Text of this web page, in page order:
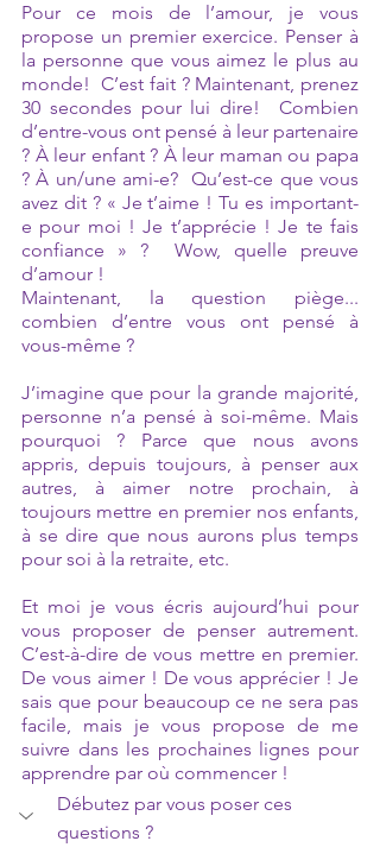
Pour ce mois de l’amour, je vous
propose un premier exercice. Penser à
la personne que vous aimez le plus au
monde!  C’est fait ? Maintenant, prenez
30 secondes pour lui dire!  Combien
d’entre-vous ont pensé à leur partenaire
? À leur enfant ? À leur maman ou papa
? À un/une ami-e?  Qu’est-ce que vous
avez dit ? « Je t’aime ! Tu es important-
e pour moi ! Je t’apprécie ! Je te fais
confiance » ?  Wow, quelle preuve
d’amour !
Maintenant, la question piège...
combien d’entre vous ont pensé à
vous-même ?
J’imagine que pour la grande majorité,
personne n’a pensé à soi-même. Mais
pourquoi ? Parce que nous avons
appris, depuis toujours, à penser aux
autres, à aimer notre prochain, à
toujours mettre en premier nos enfants,
à se dire que nous aurons plus temps
pour soi à la retraite, etc.
Et moi je vous écris aujourd’hui pour
vous proposer de penser autrement.
C’est-à-dire de vous mettre en premier.
De vous aimer ! De vous apprécier ! Je
sais que pour beaucoup ce ne sera pas
facile, mais je vous propose de me
suivre dans les prochaines lignes pour
apprendre par où commencer !
Débutez par vous poser ces
questions ?